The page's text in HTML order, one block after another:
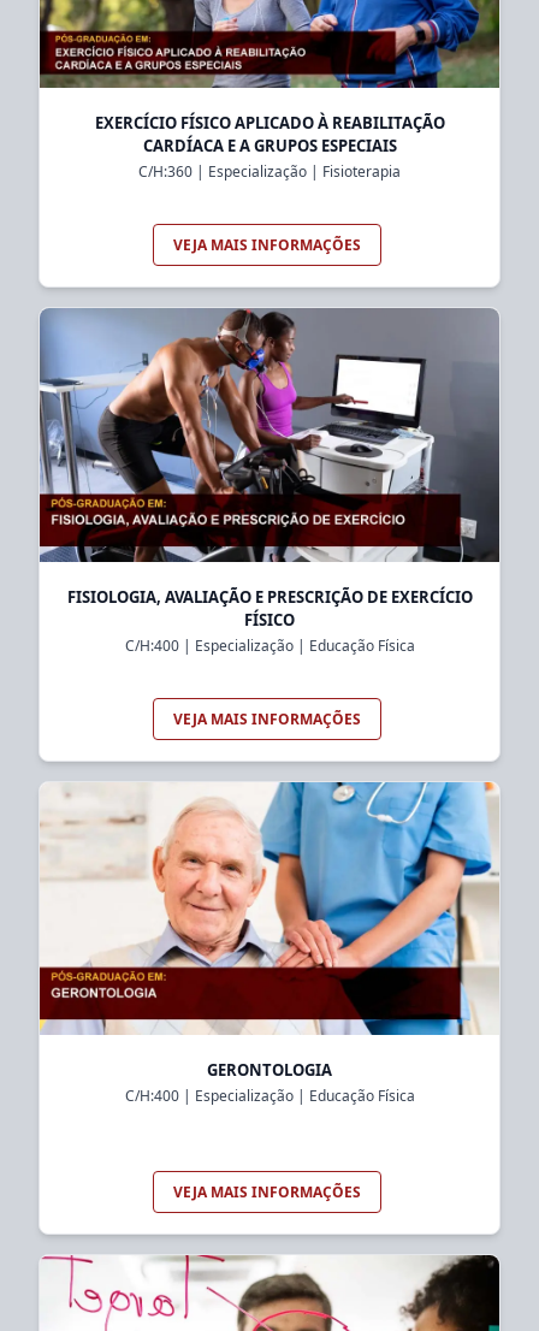
EXERCÍCIO FÍSICO APLICADO À REABILITAÇÃO
CARDÍACA E A GRUPOS ESPECIAIS
C/H:360 | Especialização | Fisioterapia
VEJA MAIS INFORMAÇÕES
FISIOLOGIA, AVALIAÇÃO E PRESCRIÇÃO DE EXERCÍCIO
FÍSICO
C/H:400| Especialização| Educação Física
VEJA MAIS INFORMAÇÕES
GERONTOLOGIA
C/H:400| Especialização| Educação Física
VEJA MAIS INFORMAÇÕES